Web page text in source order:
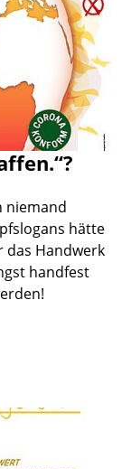
niemand
hätte
das Handwerk
handfest